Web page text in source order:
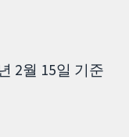
2월 15일 기준